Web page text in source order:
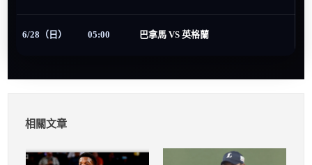
6/28（日） 05:00 巴拿馬 VS 英格蘭
相關文章